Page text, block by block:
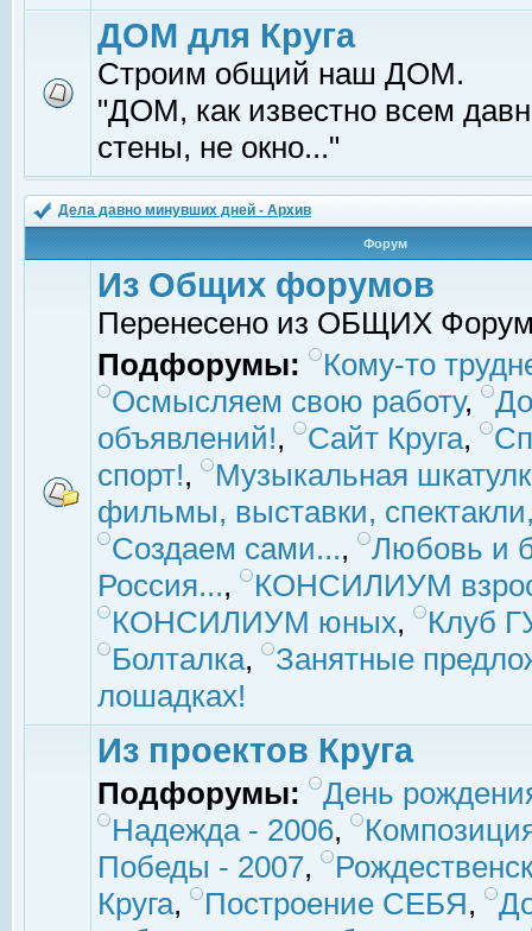
ДОМ для Круга
Строим общий наш ДОМ.
"ДОМ, как известно всем
стены, не окно..."
Дела давно минувших дней - Архив
Форум
Из Общих форумов
Перенесено из ОБЩИХ
Подфорумы:
Кому-то
Осмысляем свою работу,
объявлений!, Сайт Круга,
спорт!,
Музыкальная
фильмы, выставки,
Создаем сами...,
Любовь и
Россия...,
КОНСИЛИУМ
КОНСИЛИУМ юных,
Клуб
Болталка,
Занятные
лошадках!
Из проектов Круга
Подфорумы:
День
Надежда - 2006,
Победы - 2007,
Круга, Построение СЕБЯ,